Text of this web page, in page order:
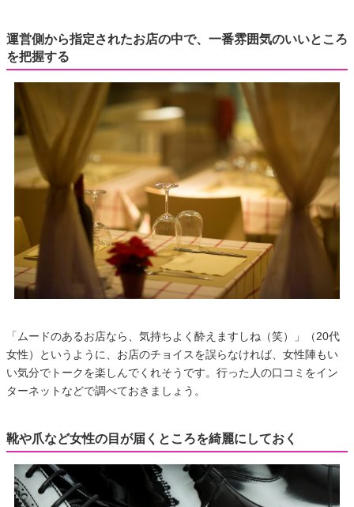
運営側から指定されたお店の中で、一番雰囲気のいいところ
を把握する
「ムードのあるお店なら、気持ちよく酔えますしね（笑）」（20代
女性）というように、お店のチョイスを誤らなければ、女性陣もい
い気分でトークを楽しんでくれそうです。行った人の口コミをイン
ターネットなどで調べておきましょう。
靴や爪など女性の目が届くところを綺麗にしておく